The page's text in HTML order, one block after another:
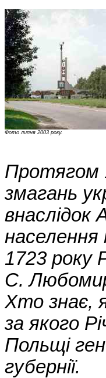
Фото липня 2003 року.
Протягом
змагань
внаслідок
населення
1723 року
С.
Хто знає,
за якого
Польщі
губернії.